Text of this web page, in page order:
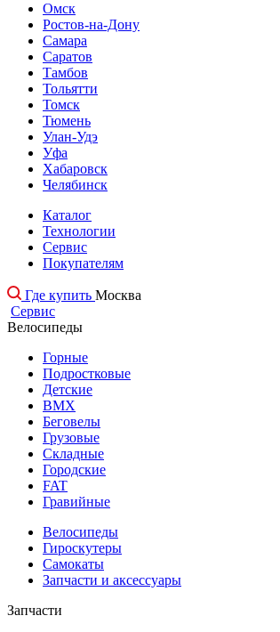
Омск
Ростов-на-Дону
Самара
Саратов
Тамбов
Тольятти
Томск
Тюмень
Улан-Удэ
Уфа
Хабаровск
Челябинск
Каталог
Технологии
Сервис
Покупателям
Где купить Москва
Сервис
Велосипеды
Горные
Подростковые
Детские
BMX
Беговелы
Грузовые
Складные
Городские
FAT
Гравийные
Велосипеды
Гироскутеры
Самокаты
Запчасти и аксессуары
Запчасти